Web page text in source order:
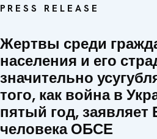
PRESS RELEASE
Жертвы среди
населения и его
значительно
того, как война в
пятый год,
человека ОБСЕ